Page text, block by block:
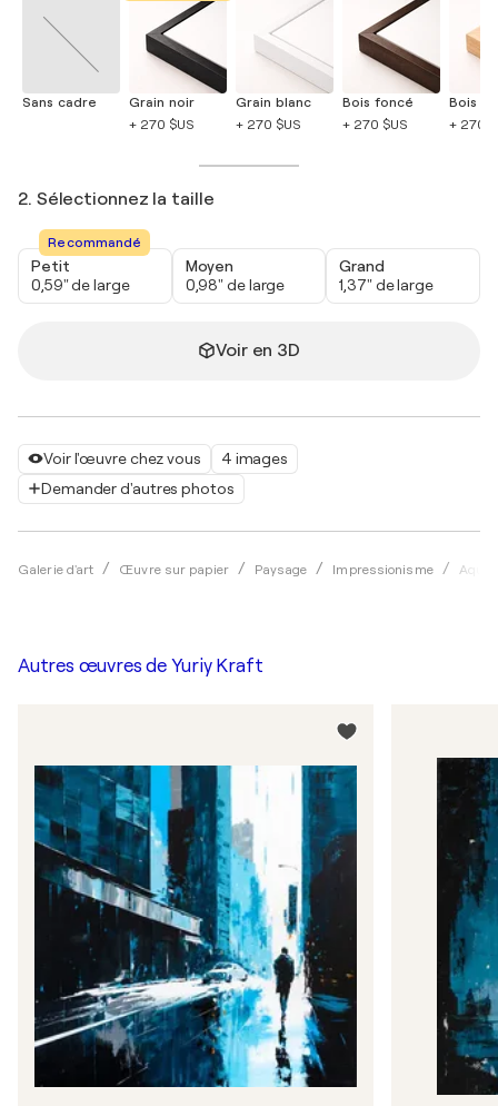
Voir l'œuvre chez vous
4 images
Demander d'autres photos
Galerie d'art Œuvre sur papier Paysage Impressionisme
Sans cadre
Grain noir
+ 270 $US
Grain blanc
+ 270 $US
Bois foncé
+ 270 $US
Bois
+ 270
2. Sélectionnez la taille
Recommandé
Petit
0,59" de large
Moyen
0,98" de large
Grand
1,37" de large
Voir en 3D
Autres œuvres de Yuriy Kraft